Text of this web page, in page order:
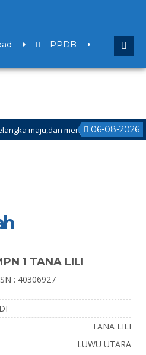
PPDB
06-08-2026
menjadi versi terbaik bagi dirimu.
1 TANA LILI
: 40306927
TANA LILI
LUWU UTARA